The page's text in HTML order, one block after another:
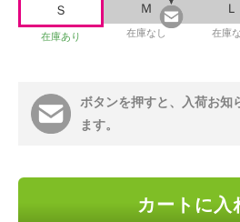
Ｓ
在庫あり
Ｍ
在庫なし
Ｌ
在庫
ボタンを押すと、入荷お知
ます。
カートに入